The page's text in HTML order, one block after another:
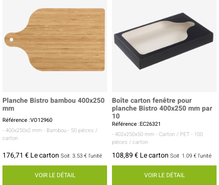
Planche Bistro bambou 400x250
mm
Référence :VO12960
- 400x250x2 mm - Bambou - 50 pièces /
carton
176,71 € Le carton Soit 3.53 € l'unité
VOIR LE DÉTAIL
Boîte carton fenêtre pour
planche Bistro 400x250 mm par
10
Référence :EC26321
- 402x250x50 mm - Carton / PET - 100
pièces / carton
108,89 € Le carton Soit 1.09 € l'unité
VOIR LE DÉTAIL